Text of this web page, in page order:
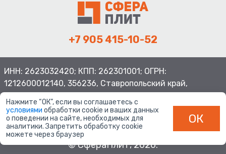
+7 905 415-10-52
ИНН: 2623032420; КПП: 262301001; ОГРН:
1212600012140, 356236, Ставропольский край,
© СфераПлит, 2026.
Нажмите “ОК”, если вы соглашаетесь с
условиями обработки cookie и ваших данных
о поведении на сайте, необходимых для
аналитики. Запретить обработку cookie
можете через браузер
ОК